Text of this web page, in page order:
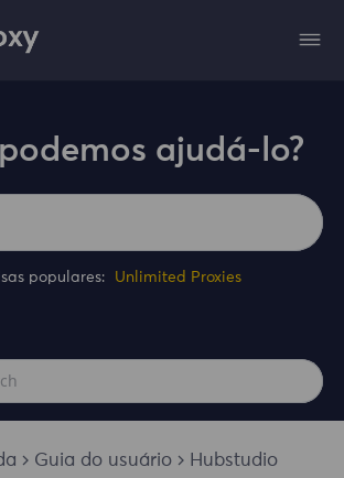
ajudá-lo?
populares: Unlimited Proxies
Guia do usuário Hubstudio